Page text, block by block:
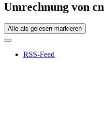
Umrechnung von
Alle als gelesen markieren
RSS-Feed